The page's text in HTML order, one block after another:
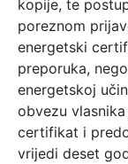
kopije, te
poreznom
energetski
preporuka,
energetskoj
obvezu
certifikat i
vrijedi deset